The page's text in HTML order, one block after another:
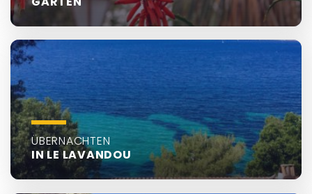
ÜBERNACHTEN
IN LE LAVANDOU